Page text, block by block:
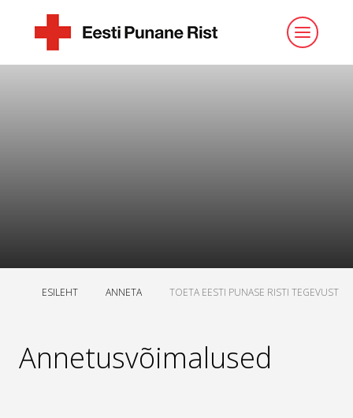
ESILEHT ANNETA TOETA EESTI PUNASE RISTI TEGEVUST
Annetusvõimalused